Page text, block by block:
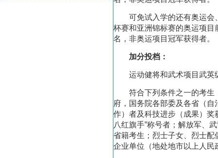
可免试入学的还有奥运会
杯赛和亚洲锦标赛的奥运项
名，非奥运项目冠军获得者。
加分投档：
运动健将和武术项目武英
符合下列条件之一的考生
府，国务院各部委及各省（
作）者及科技进步（成果）奖
八红旗手”称号者；解放军、
省籍考生；烈士子女、烈士
企业单位（地处地市以上人